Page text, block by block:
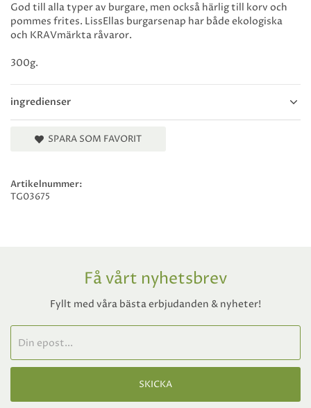
ingredienser
God till alla typer av burgare, men också härlig till korv och
pommes frites. LissEllas burgarsenap har både ekologiska
och KRAVmärkta råvaror.
300g.
SPARA SOM FAVORIT
Artikelnummer:
TG03675
Få vårt nyhetsbrev
Fyllt med våra bästa erbjudanden & nyheter!
SKICKA